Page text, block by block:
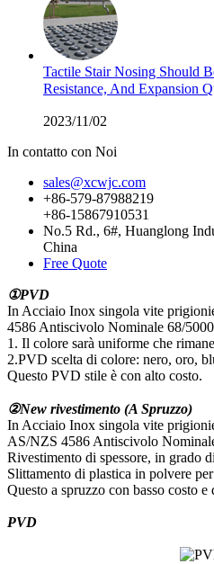
Tactile Stair Nosing Should
Resistance, And Expansion
2023/11/02
In contatto con Noi
sales@xcwjc.com
+86-579-87988219
+86-15867910531
No.5 Rd., 6#, Huanglong
China
Free Quote
①PVD
In Acciaio Inox singola vite
4586 Antiscivolo Nominale 68/5000
1. Il colore sarà uniforme che
2.PVD scelta di colore: nero, oro,
Questo PVD stile è con alto costo.
②New rivestimento (A Spruzzo)
In Acciaio Inox singola vite
AS/NZS 4586 Antiscivolo
Rivestimento di spessore, in grado
Slittamento di plastica in polvere
Questo a spruzzo con basso costo e
PVD